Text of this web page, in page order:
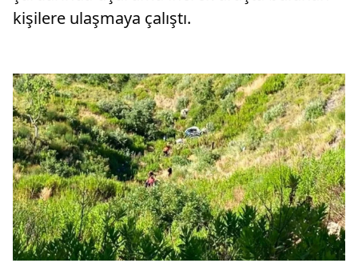
kişilere ulaşmaya çalıştı.